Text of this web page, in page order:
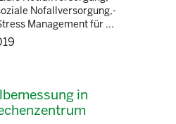
Nofallversorgung,-
Management für ...
in